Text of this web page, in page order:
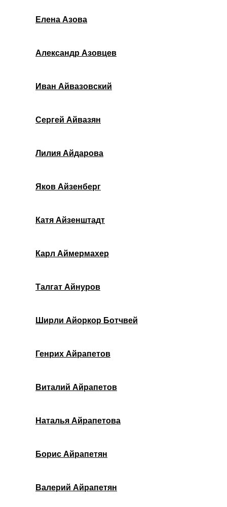
Елена Азова
Александр Азовцев
Иван Айвазовский
Сергей Айвазян
Лилия Айдарова
Яков Айзенберг
Катя Айзенштадт
Карл Аймермахер
Талгат Айнуров
Ширли Айоркор Ботчвей
Генрих Айрапетов
Виталий Айрапетов
Наталья Айрапетова
Борис Айрапетян
Валерий Айрапетян